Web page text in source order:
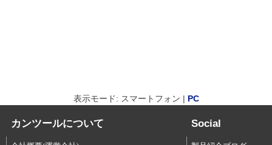
表示モード: スマートフォン | PC
カンツールについて Social